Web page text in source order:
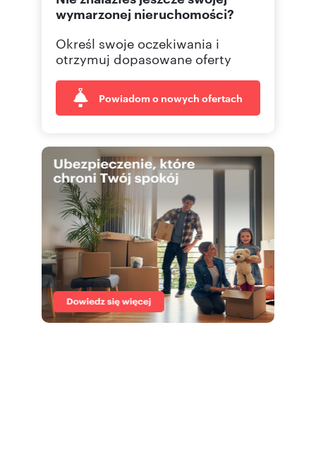
Osoba odpowiedzialna zawodowo: Bartosz
Borzymowski
226465 Pokaż telefon
wymarzonej nieruchomości?
Określ swoje oczekiwania i
otrzymuj dopasowane oferty
Powiadom o nowych ofertach